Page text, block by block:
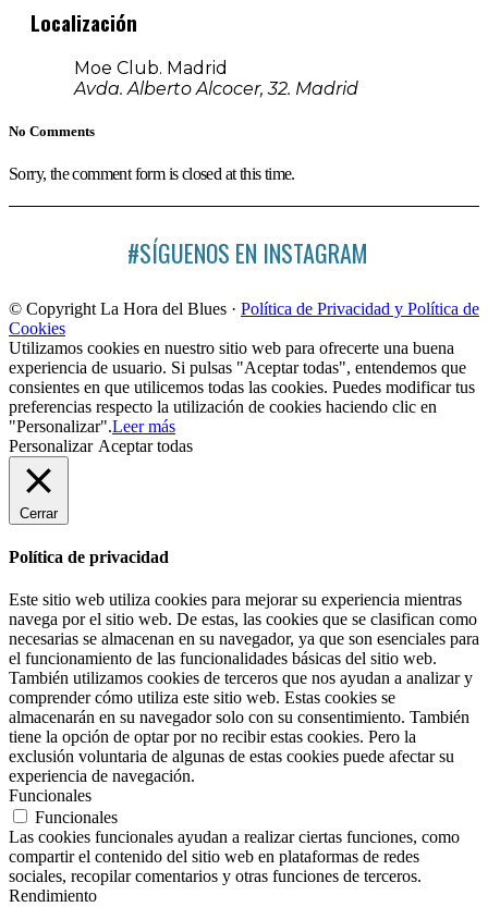
Localización
Moe Club. Madrid
Avda. Alberto Alcocer, 32. Madrid
No Comments
Sorry, the comment form is closed at this time.
#SÍGUENOS EN INSTAGRAM
© Copyright La Hora del Blues · Política de Privacidad y Política de
Cookies
Utilizamos cookies en nuestro sitio web para ofrecerte una buena
experiencia de usuario. Si pulsas "Aceptar todas", entendemos que
consientes en que utilicemos todas las cookies. Puedes modificar tus
preferencias respecto la utilización de cookies haciendo clic en
"Personalizar".Leer más
Personalizar Aceptar todas
Cerrar
Política de privacidad
Este sitio web utiliza cookies para mejorar su experiencia mientras
navega por el sitio web. De estas, las cookies que se clasifican como
necesarias se almacenan en su navegador, ya que son esenciales para
el funcionamiento de las funcionalidades básicas del sitio web.
También utilizamos cookies de terceros que nos ayudan a analizar y
comprender cómo utiliza este sitio web. Estas cookies se
almacenarán en su navegador solo con su consentimiento. También
tiene la opción de optar por no recibir estas cookies. Pero la
exclusión voluntaria de algunas de estas cookies puede afectar su
experiencia de navegación.
Funcionales
Funcionales
Las cookies funcionales ayudan a realizar ciertas funciones, como
compartir el contenido del sitio web en plataformas de redes
sociales, recopilar comentarios y otras funciones de terceros.
Rendimiento